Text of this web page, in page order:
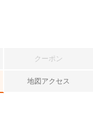
クーポン
地図アクセス